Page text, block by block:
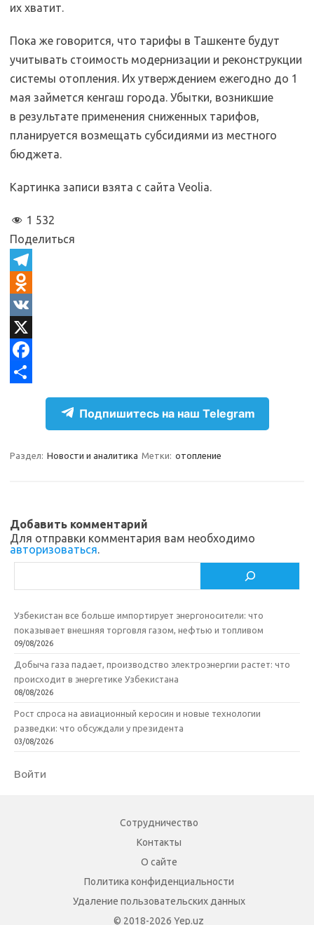
их хватит.
Пока же говорится, что тарифы в Ташкенте будут
учитывать стоимость модернизации и реконструкции
системы отопления. Их утверждением ежегодно до 1
мая займется кенгаш города. Убытки, возникшие
в результате применения сниженных тарифов,
планируется возмещать субсидиями из местного
бюджета.
Картинка записи взята с сайта Veolia.
1 532
Поделиться
T
e
e
g
O
d
n
o
s
i
k
V
KX
F
b
k
р
и
т
Подпишитесь на наш Telegram
Раздел: Новости и аналитика Метки: отопление
Добавить комментарий
Для отправки комментария вам необходимо
авторизоваться.
Узбекистан все больше импортирует энергоносители: что
показывает внешняя торговля газом, нефтью и топливом
09/08/2026
Добыча газа падает, производство электроэнергии растет: что
происходит в энергетике Узбекистана
08/08/2026
Рост спроса на авиационный керосин и новые технологии
разведки: что обсуждали у президента
03/08/2026
Войти
Сотрудничество
Контакты
О сайте
Политика конфиденциальности
Удаление пользовательских данных
© 2018-2026 Yep.uz